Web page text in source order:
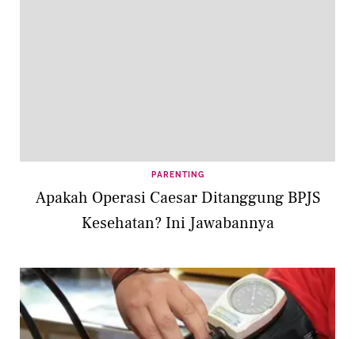
PARENTING
Apakah Operasi Caesar Ditanggung BPJS
Kesehatan? Ini Jawabannya